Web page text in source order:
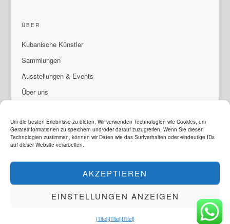
Um die besten Erlebnisse zu bieten, Wir verwenden Technologien wie Cookies, um
Geräteinformationen zu speichern und/oder darauf zuzugreifen. Wenn Sie diesen
Technologien zustimmen, können wir Daten wie das Surfverhalten oder eindeutige IDs
auf dieser Website verarbeiten.
AKZEPTIEREN
EINSTELLUNGEN ANZEIGEN
{Titel}{Titel}{Titel}
ÜBER
Kubanische Künstler
Sammlungen
Ausstellungen & Events
Über uns
SPRACHE
ArteMorfosis ist eine Marke derCubisima.com AG
Facebook YouTube WhatsApp